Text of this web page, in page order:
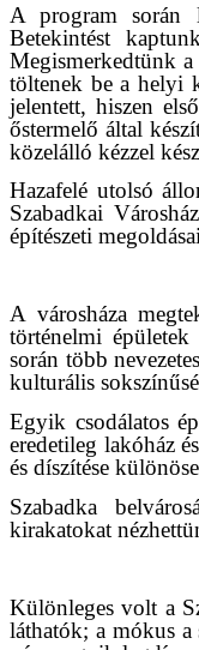
A program során
Betekintést
Megismerkedtünk
töltenek be a helyi
jelentett, hiszen
őstermelő által
közelálló kézzel
Hazafelé utolsó
Szabadkai
építészeti
A városháza
történelmi
során több
kulturális
Egyik csodálatos
eredetileg lakóház
és díszítése
Szabadka
kirakatokat
Különleges volt a
láthatók; a mókus a